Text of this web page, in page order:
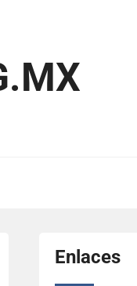
Enlaces